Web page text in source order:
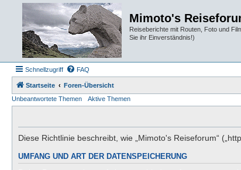
Mimoto's
Reiseberichte mit Routen, Foto und
Sie ihr Einverständnis!)
Schnellzugriff FAQ
Startseite
Foren-Übersicht
Unbeantwortete Themen
Aktive Themen
Diese Richtlinie beschreibt, wie „Mimoto's Reiseforum“
UMFANG UND ART DER DATENSPEICHERUNG